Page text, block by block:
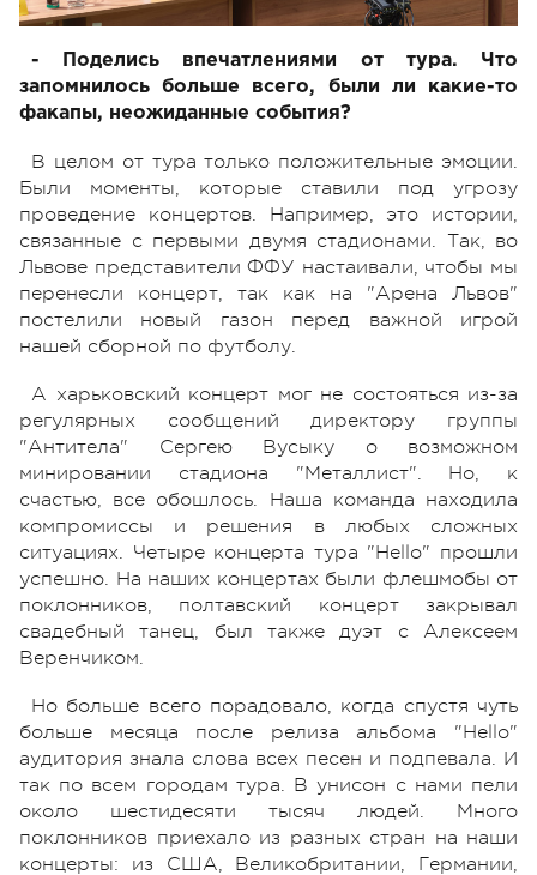
- Поделись впечатлениями от тура. Что
запомнилось больше всего, были ли какие-то
факапы, неожиданные события?
В целом от тура только положительные эмоции.
Были моменты, которые ставили под угрозу
проведение концертов. Например, это истории,
связанные с первыми двумя стадионами. Так, во
Львове представители ФФУ настаивали, чтобы мы
перенесли концерт, так как на "Арена Львов"
постелили новый газон перед важной игрой
нашей сборной по футболу.
А харьковский концерт мог не состояться из-за
регулярных сообщений директору группы
"Антитела" Сергею Вусыку о возможном
минировании стадиона "Металлист". Но, к
счастью, все обошлось. Наша команда находила
компромиссы и решения в любых сложных
ситуациях. Четыре концерта тура "Hello" прошли
успешно. На наших концертах были флешмобы от
поклонников, полтавский концерт закрывал
свадебный танец, был также дуэт с Алексеем
Веренчиком.
Но больше всего порадовало, когда спустя чуть
больше месяца после релиза альбома "Hello"
аудитория знала слова всех песен и подпевала. И
так по всем городам тура. В унисон с нами пели
около шестидесяти тысяч людей. Много
поклонников приехало из разных стран на наши
концерты: из США, Великобритании, Германии,